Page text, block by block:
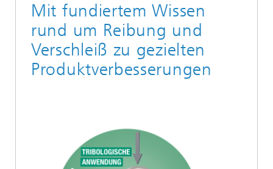
Mit fundiertem Wissen
rund um Reibung und
Verschleiß zu gezielten
Produktverbesserungen